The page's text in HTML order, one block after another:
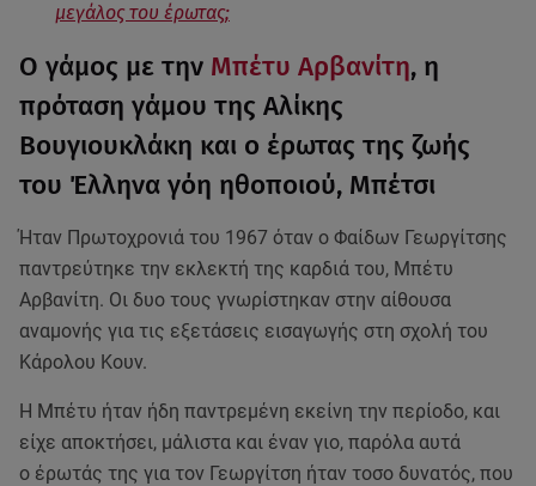
μεγάλος του έρωτας;
Ο γάμος με την Μπέτυ Αρβανίτη, η
πρόταση γάμου της Αλίκης
Βουγιουκλάκη και ο έρωτας της ζωής
του Έλληνα γόη ηθοποιού, Μπέτσι
Ήταν Πρωτοχρονιά του 1967 όταν ο Φαίδων Γεωργίτσης
παντρεύτηκε την εκλεκτή της καρδιά του, Μπέτυ
Αρβανίτη. Οι δυο τους γνωρίστηκαν στην αίθουσα
αναμονής για τις εξετάσεις εισαγωγής στη σχολή του
Κάρολου Κουν.
Η Μπέτυ ήταν ήδη παντρεμένη εκείνη την περίοδο, και
είχε αποκτήσει, μάλιστα και έναν γιο, παρόλα αυτά
ο έρωτάς της για τον Γεωργίτση ήταν τοσο δυνατός, που